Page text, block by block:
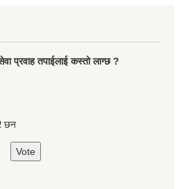
प्रवाह तपाईलाई कस्तो लाग्छ ?
छन